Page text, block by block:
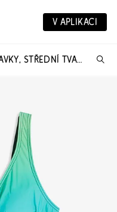
V APLIKACI
STAHOVACÍ JEDNODÍLNÉ PLAVKY, STŘEDNÍ TVARUJÍCÍ EFEKT, SE ZAVINOVACÍM VZHLEDEM